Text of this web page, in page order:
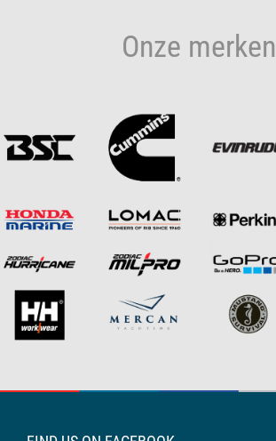
Onze merken